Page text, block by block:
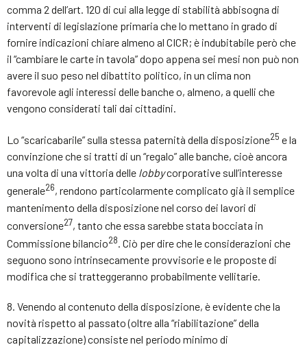
comma 2 dell’art. 120 di cui alla legge di stabilità abbisogna di
interventi di legislazione primaria che lo mettano in grado di
fornire indicazioni chiare almeno al CICR; è indubitabile però che
il “cambiare le carte in tavola” dopo appena sei mesi non può non
avere il suo peso nel dibattito politico, in un clima non
favorevole agli interessi delle banche o, almeno, a quelli che
vengono considerati tali dai cittadini.
Lo “scaricabarile” sulla stessa paternità della disposizione25 e la
convinzione che si tratti di un “regalo” alle banche, cioè ancora
una volta di una vittoria delle lobbycorporative sull’interesse
generale26, rendono particolarmente complicato già il semplice
mantenimento della disposizione nel corso dei lavori di
conversione27, tanto che essa sarebbe stata bocciata in
Commissione bilancio28. Ciò per dire che le considerazioni che
seguono sono intrinsecamente provvisorie e le proposte di
modifica che si tratteggeranno probabilmente vellitarie.
8. Venendo al contenuto della disposizione, è evidente che la
novità rispetto al passato (oltre alla “riabilitazione” della
capitalizzazione) consiste nel periodo minimo di